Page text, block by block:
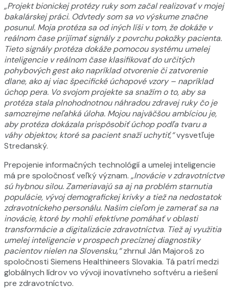
„Projekt bionickej protézy ruky som začal realizovať v mojej
bakalárskej práci. Odvtedy som sa vo výskume značne
posunul. Moja protéza sa od iných líši v tom, že dokáže v
reálnom čase prijímať signály z povrchu pokožky pacienta.
Tieto signály protéza dokáže pomocou systému umelej
inteligencie v reálnom čase klasifikovať do určitých
pohybových gest ako napríklad otvorenie či zatvorenie
dlane, ako aj viac špecifické úchopové vzory – napríklad
úchop pera. Vo svojom projekte sa snažím o to, aby sa
protéza stala plnohodnotnou náhradou zdravej ruky čo je
samozrejme neľahká úloha. Mojou najväčšou ambíciou je,
aby protéza dokázala prispôsobiť úchop podľa tvaru a
váhy objektov, ktoré sa pacient snaží uchytiť,“vysvetľuje
Stredanský.
Prepojenie informačných technológií a umelej inteligencie
má pre spoločnosť veľký význam. „Inovácie v zdravotníctve
sú hybnou silou. Zameriavajú sa aj na problém starnutia
populácie, vývoj demografickej krivky a tiež na nedostatok
zdravotníckeho personálu. Našim cieľom je zamerať sa na
inovácie, ktoré by mohli efektívne pomáhať v oblasti
transformácie a digitalizácie zdravotníctva. Tiež aj využitia
umelej inteligencie v prospech precíznej diagnostiky
pacientov nielen na Slovensku,“zhrnul Ján Majoroš zo
spoločnosti Siemens Healthineers Slovakia. Tá patrí medzi
globálnych lídrov vo vývoji inovatívneho softvéru a riešení
pre zdravotníctvo.